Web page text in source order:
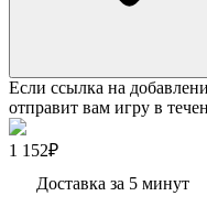
Если ссылка на
отправит вам игру в
1 152₽
Доставка за 5 минут